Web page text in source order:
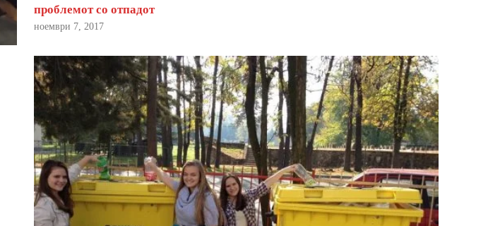
проблемот со отпадот
ноември 7, 2017